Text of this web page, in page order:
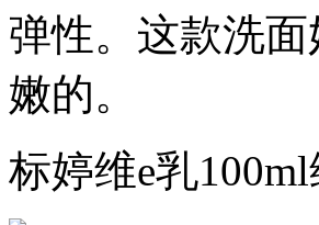
弹性。这款洗
嫩的。
标婷维e乳